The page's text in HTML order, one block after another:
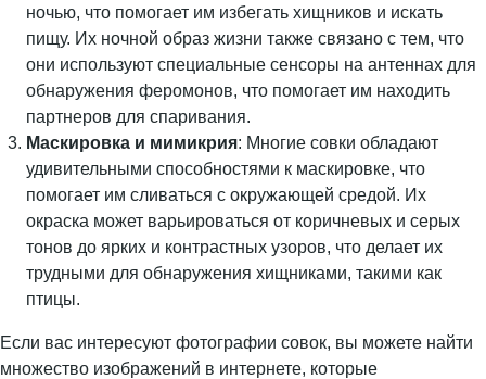
ночью, что помогает им избегать хищников и искать
пищу. Их ночной образ жизни также связано с тем, что
они используют специальные сенсоры на антеннах для
обнаружения феромонов, что помогает им находить
партнеров для спаривания.
Маскировка и мимикрия: Многие совки обладают
удивительными способностями к маскировке, что
помогает им сливаться с окружающей средой. Их
окраска может варьироваться от коричневых и серых
тонов до ярких и контрастных узоров, что делает их
трудными для обнаружения хищниками, такими как
птицы.
Если вас интересуют фотографии совок, вы можете найти
множество изображений в интернете, которые